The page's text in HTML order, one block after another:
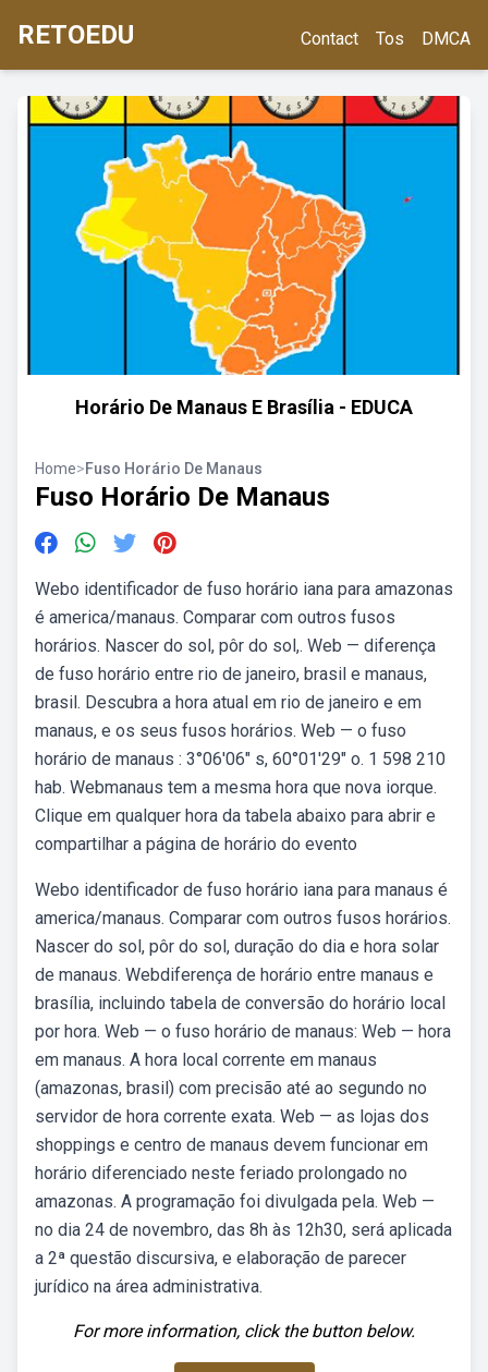
RETOEDU Contact Tos DMCA
Horário De Manaus E Brasília - EDUCA
Home>Fuso Horário De Manaus
Fuso Horário De Manaus
Webo identificador de fuso horário iana para amazonas
é america/manaus. Comparar com outros fusos
horários. Nascer do sol, pôr do sol,. Web — diferença
de fuso horário entre rio de janeiro, brasil e manaus,
brasil. Descubra a hora atual em rio de janeiro e em
manaus, e os seus fusos horários. Web — o fuso
horário de manaus : 3°06′06″ s, 60°01′29″ o. 1 598 210
hab. Webmanaus tem a mesma hora que nova iorque.
Clique em qualquer hora da tabela abaixo para abrir e
compartilhar a página de horário do evento
Webo identificador de fuso horário iana para manaus é
america/manaus. Comparar com outros fusos horários.
Nascer do sol, pôr do sol, duração do dia e hora solar
de manaus. Webdiferença de horário entre manaus e
brasília, incluindo tabela de conversão do horário local
por hora. Web — o fuso horário de manaus: Web — hora
em manaus. A hora local corrente em manaus
(amazonas, brasil) com precisão até ao segundo no
servidor de hora corrente exata. Web — as lojas dos
shoppings e centro de manaus devem funcionar em
horário diferenciado neste feriado prolongado no
amazonas. A programação foi divulgada pela. Web —
no dia 24 de novembro, das 8h às 12h30, será aplicada
a 2ª questão discursiva, e elaboração de parecer
jurídico na área administrativa.
For more information, click the button below.